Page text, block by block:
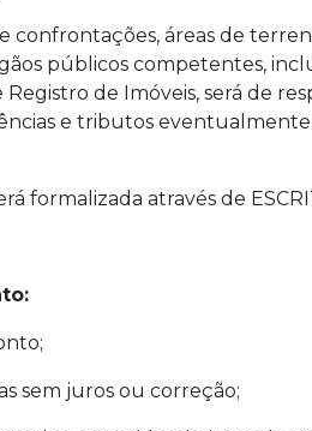
confrontações, áreas de
públicos competentes,
de Imóveis, será de
e tributos
formalizada através de
sem juros ou correção;